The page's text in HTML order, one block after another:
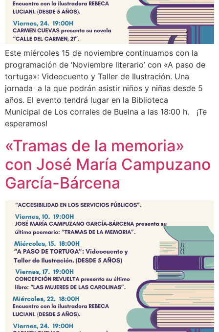
Este miércoles 15 de noviembre continuamos con la
programación de ‘Noviembre literario’ con «A paso de
tortuga»: Videocuento y Taller de Ilustración. Una
jornada a la que podrán asistir niños y niñas desde 5
años. El evento tendrá lugar en la Biblioteca
Municipal de Los corrales de Buelna a las 18:00 h. ¡Te
esperamos!
«Tramas de la memoria»
con José María Campuzano
García-Bárcena